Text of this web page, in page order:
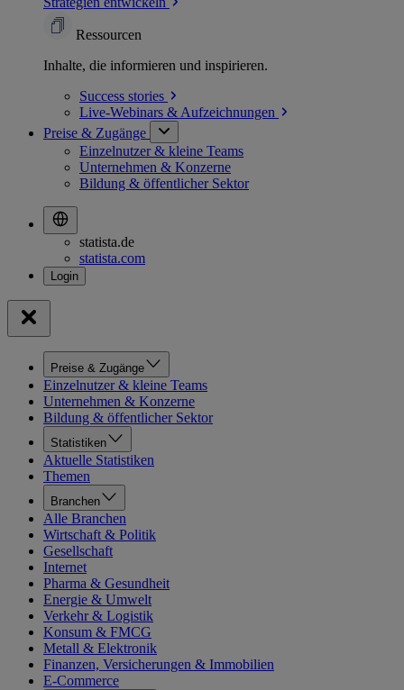
Ressourcen
Inhalte, die informieren und inspirieren.
Success stories
Live-Webinars & Aufzeichnungen
Preise & Zugänge
Einzelnutzer & kleine Teams
Unternehmen & Konzerne
Bildung & öffentlicher Sektor
statista.de
statista.com
Preise & Zugänge
Einzelnutzer & kleine Teams
Unternehmen & Konzerne
Bildung & öffentlicher Sektor
Statistiken
Aktuelle Statistiken
Themen
Branchen
Alle Branchen
Wirtschaft & Politik
Gesellschaft
Internet
Pharma & Gesundheit
Energie & Umwelt
Verkehr & Logistik
Konsum & FMCG
Metall & Elektronik
Finanzen, Versicherungen & Immobilien
E-Commerce